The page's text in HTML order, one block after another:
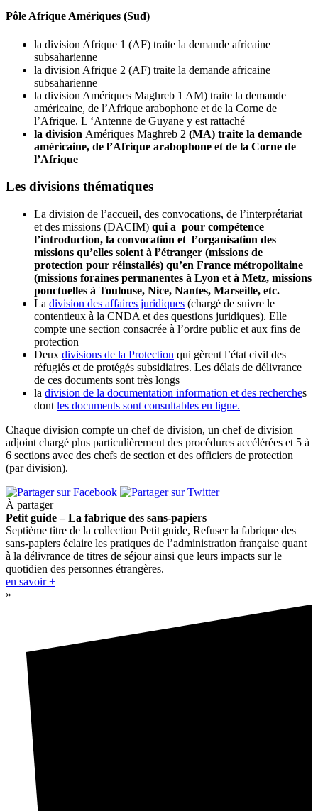
Pôle Afrique Amériques (Sud)
la division Afrique 1 (AF) traite la demande africaine
subsaharienne
la division Afrique 2 (AF) traite la demande africaine
subsaharienne
la division Amériques Maghreb 1 AM) traite la demande
américaine, de l’Afrique arabophone et de la Corne de
l’Afrique. L ‘Antenne de Guyane y est rattaché
la division Amériques Maghreb 2 (MA) traite la demande
américaine, de l’Afrique arabophone et de la Corne de
l’Afrique
Les divisions thématiques
La division de l’accueil, des convocations, de l’interprétariat
et des missions (DACIM) qui a pour compétence
l’introduction, la convocation et l’organisation des
missions qu’elles soient à l’étranger (missions de
protection pour réinstallés) qu’en France métropolitaine
(missions foraines permanentes à Lyon et à Metz, missions
ponctuelles à Toulouse, Nice, Nantes, Marseille, etc.
La division des affaires juridiques (chargé de suivre le
contentieux à la CNDA et des questions juridiques). Elle
compte une section consacrée à l’ordre public et aux fins de
protection
Deux divisions de la Protection qui gèrent l’état civil des
réfugiés et de protégés subsidiaires. Les délais de délivrance
de ces documents sont très longs
la division de la documentation information et des recherches
dont les documents sont consultables en ligne.
Chaque division compte un chef de division, un chef de division
adjoint chargé plus particulièrement des procédures accélérées et 5 à
6 sections avec des chefs de section et des officiers de protection
(par division).
À partager
Petit guide – La fabrique des sans-papiers
Septième titre de la collection Petit guide, Refuser la fabrique des
sans-papiers éclaire les pratiques de l’administration française quant
à la délivrance de titres de séjour ainsi que leurs impacts sur le
quotidien des personnes étrangères.
en savoir +
»